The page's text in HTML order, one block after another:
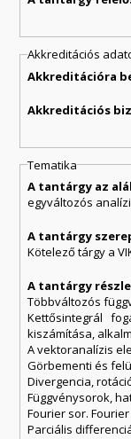
Akkreditációs
Akkreditációra
Akkreditációs
Tematika
A tantárgy az
egyváltozós
A tantárgy
Kötelező tárgy a
A tantárgy
Többváltozós
Kettősintegrál
kiszámítása,
A vektoranalízis
Görbementi és
Divergencia,
Függvénysorok,
Fourier sor.
Parciális